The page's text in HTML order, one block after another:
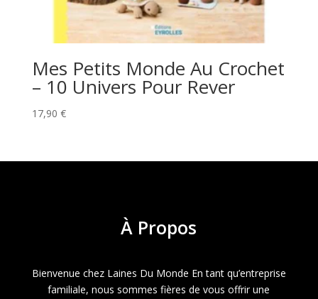
Mes Petits Monde Au Crochet
– 10 Univers Pour Rever
17,90 €
À Propos
Bienvenue chez Laines Du Monde En tant qu’entreprise
familiale, nous sommes fières de vous offrir une